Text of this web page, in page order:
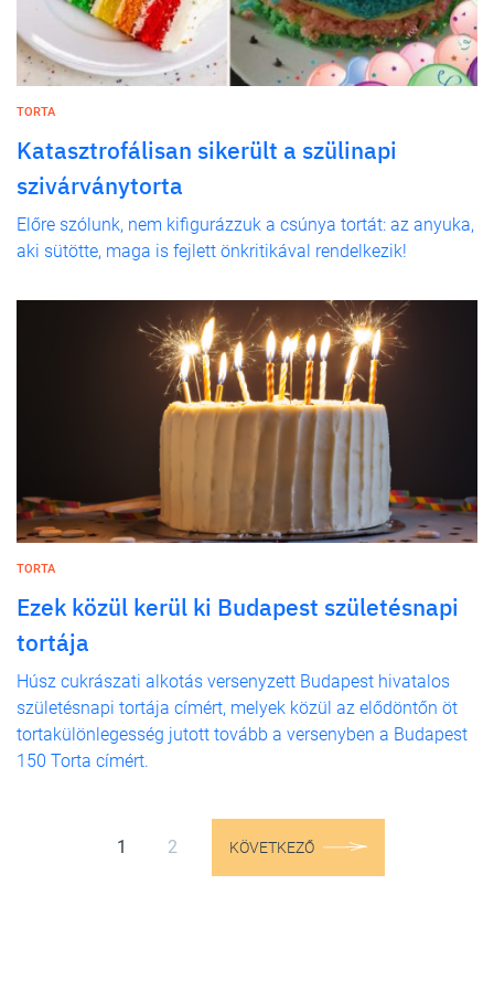
TORTA
Katasztrofálisan sikerült a szülinapi
szivárványtorta
Előre szólunk, nem kifigurázzuk a csúnya tortát: az anyuka,
aki sütötte, maga is fejlett önkritikával rendelkezik!
TORTA
Ezek közül kerül ki Budapest születésnapi
tortája
Húsz cukrászati alkotás versenyzett Budapest hivatalos
születésnapi tortája címért, melyek közül az elődöntőn öt
tortakülönlegesség jutott tovább a versenyben a Budapest
150 Torta címért.
1 2 KÖVETKEZŐ